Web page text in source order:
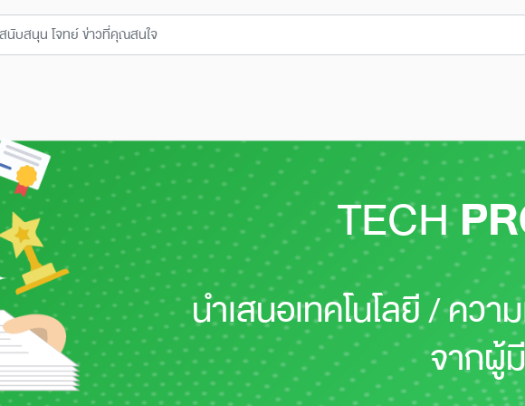
TECH
นำเสนอเทคโนโลยี / คว
จากผู้